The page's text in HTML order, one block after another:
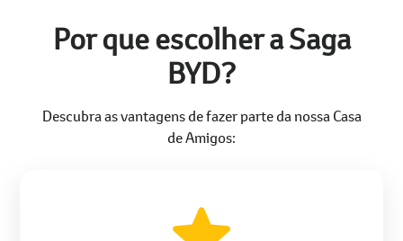
BYD?
Descubra as vantagens de fazer parte da nossa Casa
de Amigos: